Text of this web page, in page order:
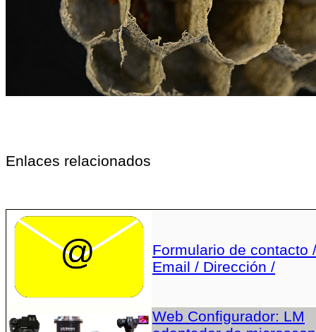
Enlaces relacionados
Formulario de contacto /
Email / Dirección /
Web Configurador: LM